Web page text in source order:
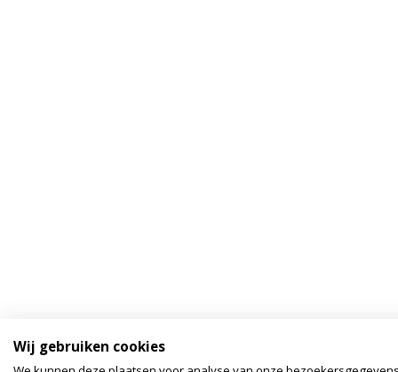
Wij gebruiken cookies